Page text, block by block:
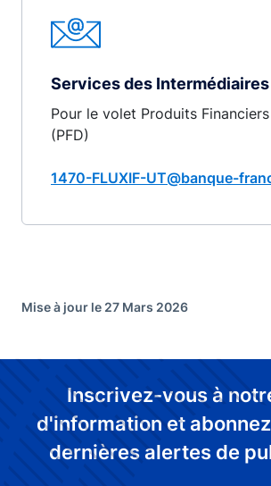
Services des
Pour le volet Produits
(PFD)
1470-FLUXIF-UT@banque-
Mise à jour le 27 Mars 2026
Inscrivez-vous à
d'information et
dernières alertes de